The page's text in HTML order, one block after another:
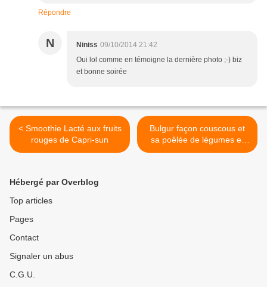
Répondre
N Niniss 09/10/2014 21:42
Oui lol comme en témoigne la dernière photo ;-) biz
et bonne soirée
< Smoothie Lacté aux fruits
rouges de Capri-sun
Bulgur façon couscous et
sa poêlée de légumes et
poulet au coeur de bouillon
Hébergé par Overblog
Top articles
Pages
Contact
Signaler un abus
C.G.U.